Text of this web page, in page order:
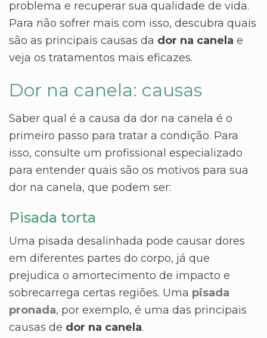
problema e recuperar sua qualidade de vida.
Para não sofrer mais com isso, descubra quais
são as principais causas da dor na canela e
veja os tratamentos mais eficazes.
Dor na canela: causas
Saber qual é a causa da dor na canela é o
primeiro passo para tratar a condição. Para
isso, consulte um profissional especializado
para entender quais são os motivos para sua
dor na canela, que podem ser:
Pisada torta
Uma pisada desalinhada pode causar dores
em diferentes partes do corpo, já que
prejudica o amortecimento de impacto e
sobrecarrega certas regiões. Uma pisada
pronada, por exemplo, é uma das principais
causas de dor na canela.